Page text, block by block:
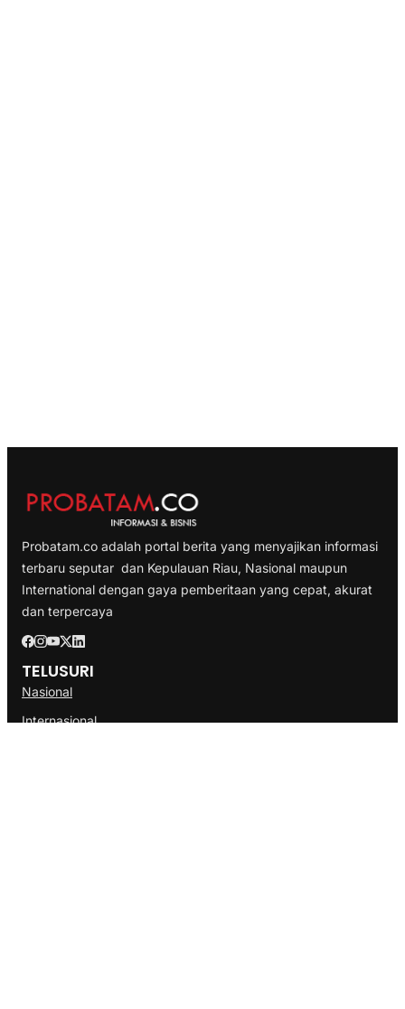
Probatam.co adalah portal berita yang menyajikan informasi
terbaru seputar dan Kepulauan Riau, Nasional maupun
International dengan gaya pemberitaan yang cepat, akurat
dan terpercaya
TELUSURI
Nasional
Internasional